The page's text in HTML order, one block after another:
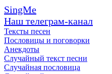
SingMe
Наш телеграм-канал
Тексты песен
Пословицы и поговорки
Анекдоты
Случайный текст песни
Случайная пословица